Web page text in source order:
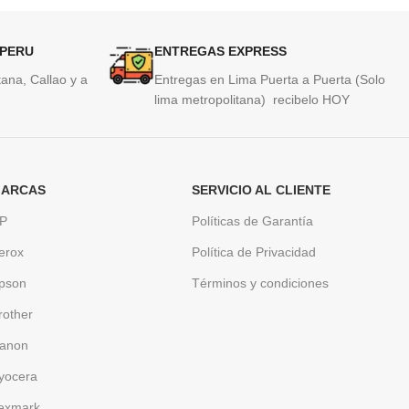
Callao y a
ENTREGAS EXPRESS
Entregas en Lima Puerta a Puerta (Solo
lima metropolitana) recibelo HOY
SERVICIO AL CLIENTE
Políticas de Garantía
Política de Privacidad
Términos y condiciones